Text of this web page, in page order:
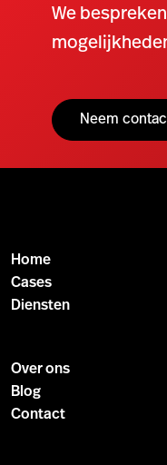
We
Neem
Home
Cases
Diensten
Over ons
Blog
Contact